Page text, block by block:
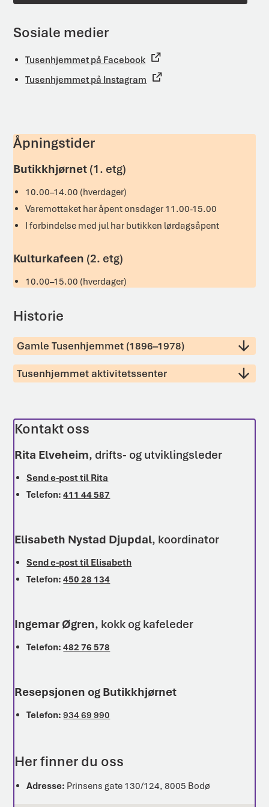
Sosiale medier
Tusenhjemmet på Facebook
Tusenhjemmet på Instagram
Åpningstider
Butikkhjørnet (1. etg)
10.00–14.00 (hverdager)
Varemottaket har åpent onsdager 11.00-15.00
I forbindelse med jul har butikken lørdagsåpent
Kulturkafeen (2. etg)
10.00–15.00 (hverdager)
Historie
Gamle Tusenhjemmet (1896–1978)
Tusenhjemmet aktivitetssenter
Kontakt oss
Rita Elveheim, drifts- og utviklingsleder
Send e-post til Rita
Telefon:411 44 587
Elisabeth Nystad Djupdal, koordinator
Send e-post til Elisabeth
Telefon:450 28 134
Ingemar Øgren, kokk og kafeleder
Telefon:482 76 578
Resepsjonen og Butikkhjørnet
Telefon:934 69 990
Her finner du oss
Adresse: Prinsens gate 130/124, 8005 Bodø